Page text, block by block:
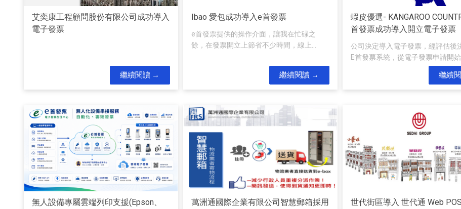
艾奕康工程顧問股份有限公司成功導入
電子發票
繼續閱讀
Ibao 愛包成功導入e首發票
e首發票提供的操作介面，讓我在忙碌之
餘，在發票開立上節省不少時間，線上...
繼續閱讀
蝦皮優選- KANGAROO
首發票成功導入開立電子發票
公司決定導入電子發票，經評估後
E首發票系統，從電子發票申請開始...
繼續
無人設備專屬雲端列印支援(Epson、
萬洲通國際企業有限公司智慧郵箱採用
世代街區導入 世代通 Web